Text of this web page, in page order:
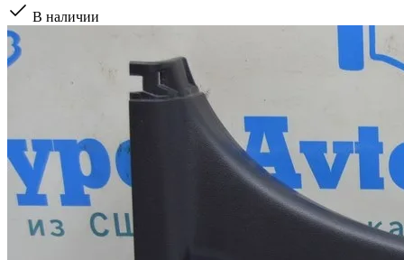
В наличии